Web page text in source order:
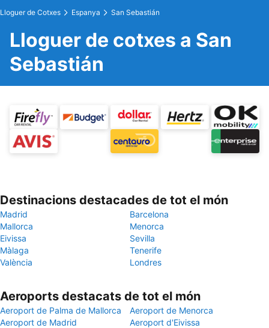
Lloguer de Cotxes Espanya San Sebastián
Lloguer de cotxes a San
Sebastián
Destinacions destacades de tot el món
Madrid
Barcelona
Mallorca
Menorca
Eivissa
Sevilla
Màlaga
Tenerife
València
Londres
Aeroports destacats de tot el món
Aeroport de Palma de Mallorca
Aeroport de Menorca
Aeroport de Madrid
Aeroport d'Eivissa